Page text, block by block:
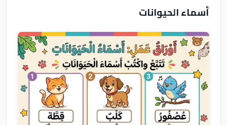
أسماء الحيوانات